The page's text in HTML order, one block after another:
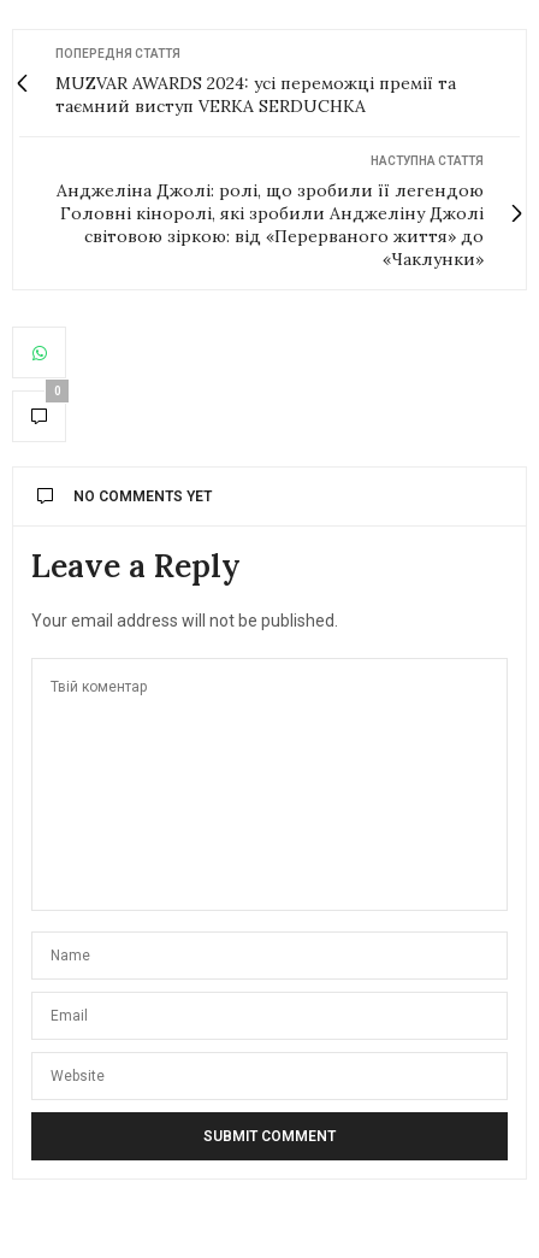
ПОПЕРЕДНЯ СТАТТЯ
MUZVAR AWARDS 2024: усі переможці премії та
таємний виступ VERKA SERDUCHKA
НАСТУПНА СТАТТЯ
Анджеліна Джолі: ролі, що зробили її легендою
Головні кіноролі, які зробили Анджеліну Джолі
світовою зіркою: від «Перерваного життя» до
«Чаклунки»
0
NO COMMENTS YET
Leave a Reply
Your email address will not be published.